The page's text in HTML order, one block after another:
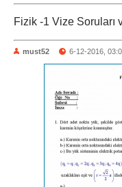
Fizik -1 Vize Soruları
must52 6-12-2016,